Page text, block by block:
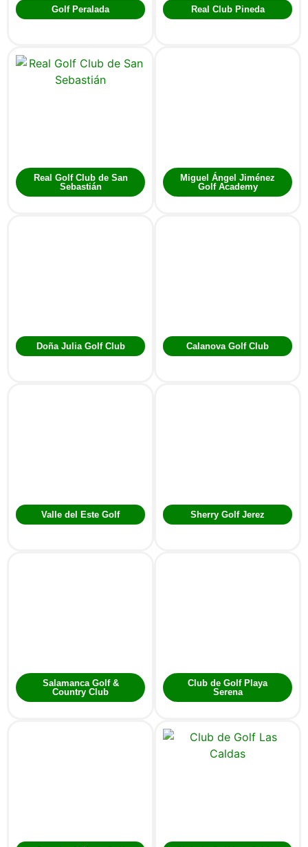
Golf Peralada Real Club Pineda
Real Golf Club de San
Sebastián
Miguel Ángel Jiménez
Golf Academy
Doña Julia Golf Club Calanova Golf Club
Valle del Este Golf Sherry Golf Jerez
Salamanca Golf &
Country Club
Club de Golf Playa
Serena